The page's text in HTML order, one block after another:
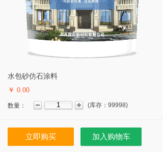
水包砂仿石涂料
￥ 0.00
数量： (库存： 99998)
立即购买 加入购物车